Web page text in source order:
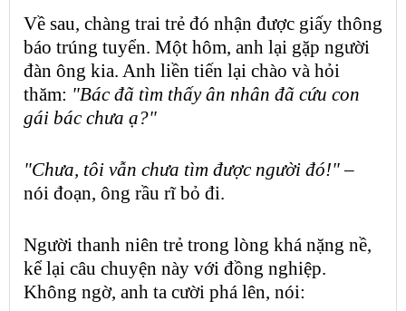
Về sau, chàng trai trẻ đó nhận được giấy thông
báo trúng tuyển. Một hôm, anh lại gặp người
đàn ông kia. Anh liền tiến lại chào và hỏi
thăm: "Bác đã tìm thấy ân nhân đã cứu con
gái bác chưa ạ?"
"Chưa, tôi vẫn chưa tìm được người đó!"–
nói đoạn, ông rầu rĩ bỏ đi.
Người thanh niên trẻ trong lòng khá nặng nề,
kể lại câu chuyện này với đồng nghiệp.
Không ngờ, anh ta cười phá lên, nói: